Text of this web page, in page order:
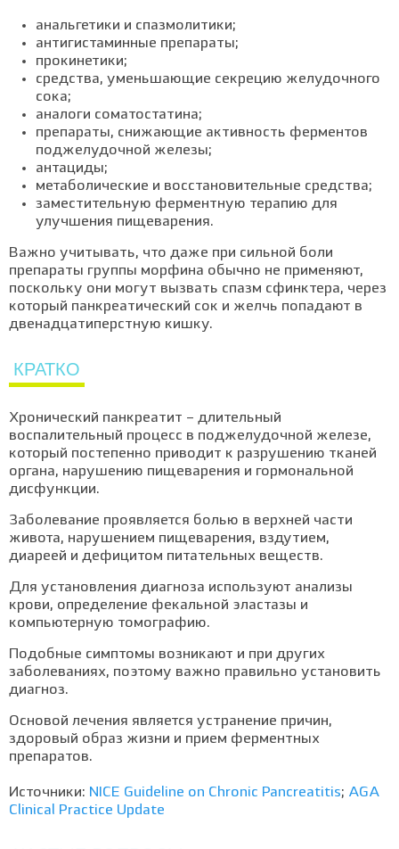
анальгетики и спазмолитики;
антигистаминные препараты;
прокинетики;
средства, уменьшающие секрецию желудочного
сока;
аналоги соматостатина;
препараты, снижающие активность ферментов
поджелудочной железы;
антациды;
метаболические и восстановительные средства;
заместительную ферментную терапию для
улучшения пищеварения.
Важно учитывать, что даже при сильной боли
препараты группы морфина обычно не применяют,
поскольку они могут вызвать спазм сфинктера, через
который панкреатический сок и желчь попадают в
двенадцатиперстную кишку.
КРАТКО
Хронический панкреатит – длительный
воспалительный процесс в поджелудочной железе,
который постепенно приводит к разрушению тканей
органа, нарушению пищеварения и гормональной
дисфункции.
Заболевание проявляется болью в верхней части
живота, нарушением пищеварения, вздутием,
диареей и дефицитом питательных веществ.
Для установления диагноза используют анализы
крови, определение фекальной эластазы и
компьютерную томографию.
Подобные симптомы возникают и при других
заболеваниях, поэтому важно правильно установить
диагноз.
Основой лечения является устранение причин,
здоровый образ жизни и прием ферментных
препаратов.
Источники: NICE Guideline on Chronic Pancreatitis; AGA
Clinical Practice Update